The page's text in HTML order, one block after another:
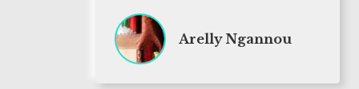
Arelly Ngannou